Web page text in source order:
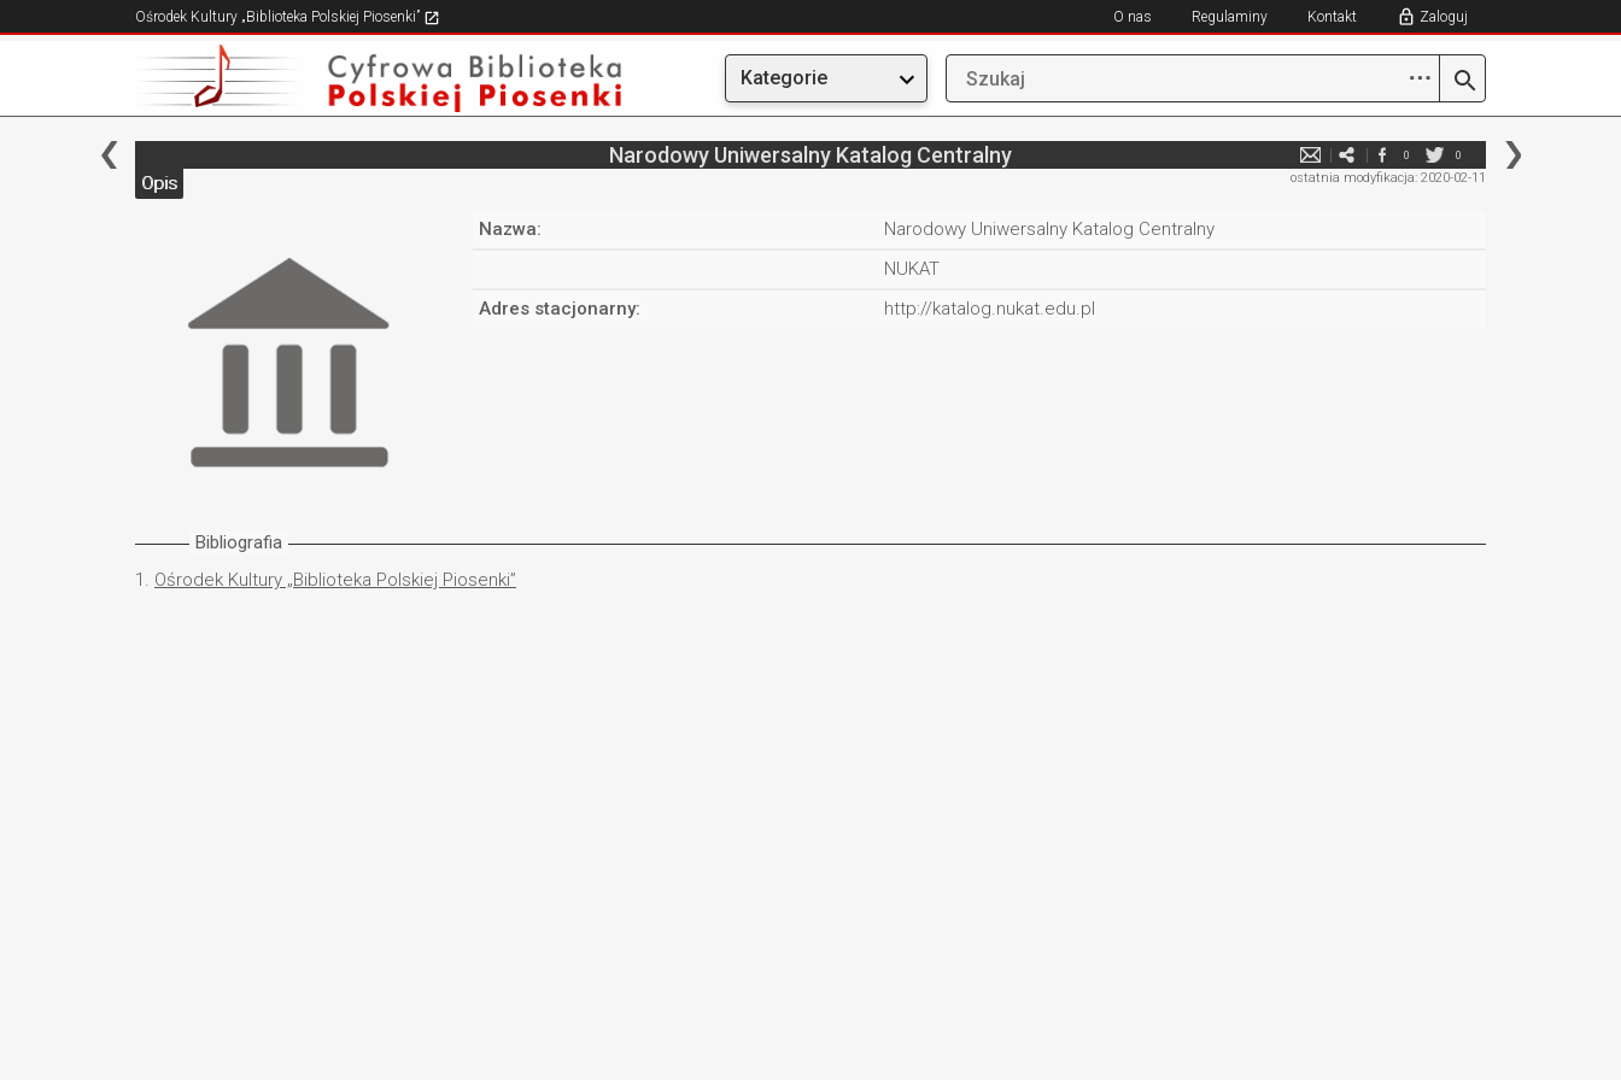
Ośrodek Kultury „Biblioteka Polskiej Piosenki” O nas Regulaminy Kontakt Zaloguj
Kategorie ⋯
Narodowy Uniwersalny Katalog Centralny 0 0
ostatnia modyfikacja: 2020-02-11
Opis
Nazwa:
Narodowy Uniwersalny Katalog Centralny
NUKAT
Adres stacjonarny:
http://katalog.nukat.edu.pl
Bibliografia
1. Ośrodek Kultury „Biblioteka Polskiej Piosenki”